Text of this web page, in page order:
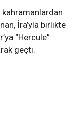
İra’yla birlikte
“Hercule”
geçti.